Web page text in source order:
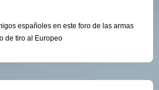
españoles en este foro de las armas
de tiro al Europeo